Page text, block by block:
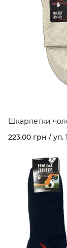
Шкарпетки
223.00 грн / уп.